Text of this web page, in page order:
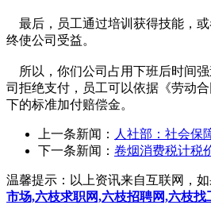
最后，员工通过培训获得技能，
终使公司受益。
所以，你们公司占用下班后时间强
司拒绝支付，员工可以依据《劳动
下的标准加付赔偿金。
上一条新闻： 人社部：社会保
下一条新闻： 卷烟消费税计税
温馨提示：以上资讯来自互联网，
市场,六枝求职网,六枝招聘网,六枝找